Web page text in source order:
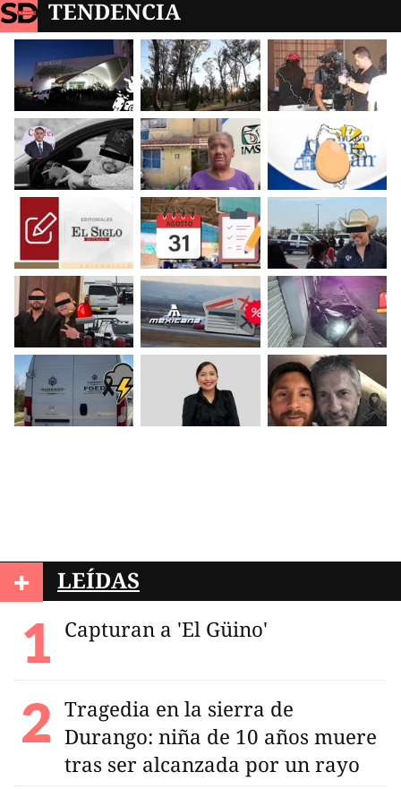
TENDENCIA
+ LEÍDAS
Capturan a 'El Güino'
Tragedia en la sierra de
Durango: niña de 10 años muere
tras ser alcanzada por un rayo